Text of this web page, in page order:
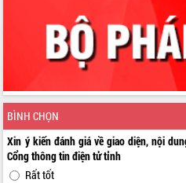
BÌNH CHỌN
Xin ý kiến đánh giá về giao diện, nội
Cổng thông tin điện tử tỉnh
Rất tốt